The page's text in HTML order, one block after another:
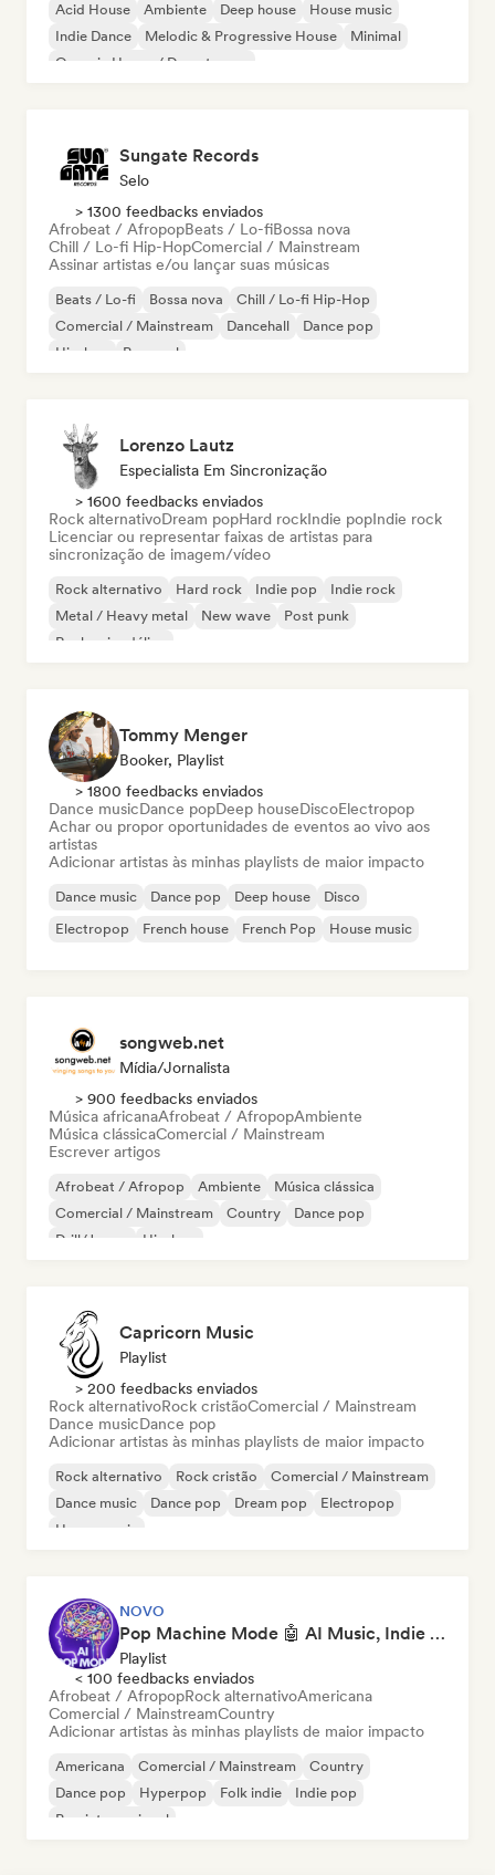
Acid House Ambiente Deep house
House music
Indie Dance
Melodic & Progressive House
Minimal
Organic House / Downtempo
Sungate Records
Selo
> 1300 feedbacks enviados
Afrobeat / AfropopBeats / Lo-fiBossa nova
Chill / Lo-fi Hip-HopComercial / Mainstream
Assinar artistas e/ou lançar suas músicas
Beats / Lo-fi Bossa nova
Chill / Lo-fi Hip-Hop
Comercial / Mainstream
Dancehall
Dance pop
Hip-hop
Pop soul
Lorenzo Lautz
Especialista Em Sincronização
> 1600 feedbacks enviados
Rock alternativoDream popHard rockIndie popIndie rock
Licenciar ou representar faixas de artistas para
sincronização de imagem/vídeo
Rock alternativo Hard rock Indie pop
Indie rock
Metal / Heavy metal
New wave
Post punk
Rock psicodélico
Tommy Menger
Booker, Playlist
> 1800 feedbacks enviados
Dance musicDance popDeep houseDiscoElectropop
Achar ou propor oportunidades de eventos ao vivo aos
artistas
Adicionar artistas às minhas playlists de maior impacto
Dance music Dance pop Deep house
Disco
Electropop
French house French Pop House music
songweb.net
Mídia/Jornalista
> 900 feedbacks enviados
Música africanaAfrobeat / AfropopAmbiente
Música clássicaComercial / Mainstream
Escrever artigos
Afrobeat / Afropop Ambiente
Música clássica
Comercial / Mainstream
Country
Dance pop
Drill/Jersey
Hip-hop
Capricorn Music
Playlist
> 200 feedbacks enviados
Rock alternativoRock cristãoComercial / Mainstream
Dance musicDance pop
Adicionar artistas às minhas playlists de maior impacto
Rock alternativo Rock cristão
Comercial / Mainstream
Dance music
Dance pop Dream pop
Electropop
House music
NOVO
Pop Machine Mode 🤖 AI Music, Indie Pop & Dream Pop
Playlist
< 100 feedbacks enviados
Afrobeat / AfropopRock alternativoAmericana
Comercial / MainstreamCountry
Adicionar artistas às minhas playlists de maior impacto
Americana Comercial / Mainstream
Country
Dance pop
Hyperpop Folk indie
Indie pop
Pop internacional